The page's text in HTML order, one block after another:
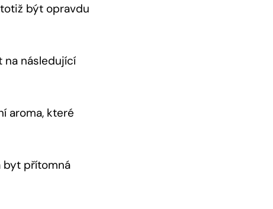
být opravdu
následující
aroma, které
byt přítomná